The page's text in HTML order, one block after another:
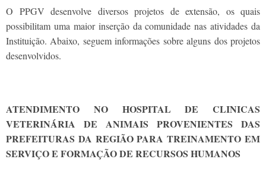
O PPGV desenvolve diversos projetos de extensão, os quais
possibilitam uma maior inserção da comunidade nas atividades da
Instituição. Abaixo, seguem informações sobre alguns dos projetos
desenvolvidos.
ATENDIMENTO NO HOSPITAL DE CLINICAS
VETERINÁRIA DE ANIMAIS PROVENIENTES DAS
PREFEITURAS DA REGIÃO PARA TREINAMENTO EM
SERVIÇO E FORMAÇÃO DE RECURSOS HUMANOS